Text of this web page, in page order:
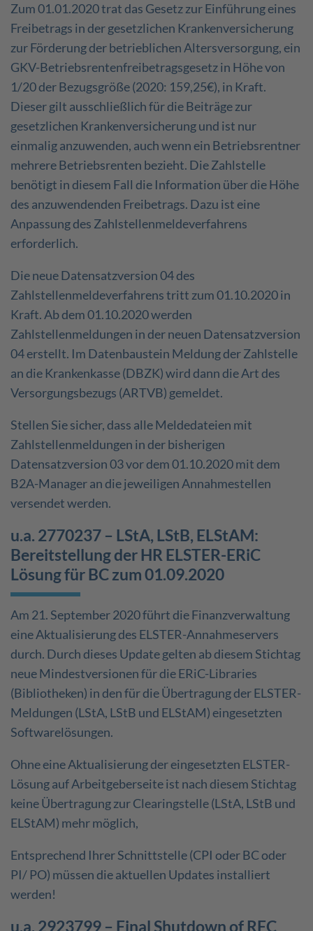
Zum 01.01.2020 trat das Gesetz zur Einführung eines
Freibetrags in der gesetzlichen Krankenversicherung
zur Förderung der betrieblichen Altersversorgung, ein
GKV-Betriebsrentenfreibetragsgesetz in Höhe von
1/20 der Bezugsgröße (2020: 159,25€), in Kraft.
Dieser gilt ausschließlich für die Beiträge zur
gesetzlichen Krankenversicherung und ist nur
einmalig anzuwenden, auch wenn ein Betriebsrentner
mehrere Betriebsrenten bezieht. Die Zahlstelle
benötigt in diesem Fall die Information über die Höhe
des anzuwendenden Freibetrags. Dazu ist eine
Anpassung des Zahlstellenmeldeverfahrens
erforderlich.
Die neue Datensatzversion 04 des
Zahlstellenmeldeverfahrens tritt zum 01.10.2020 in
Kraft. Ab dem 01.10.2020 werden
Zahlstellenmeldungen in der neuen Datensatzversion
04 erstellt. Im Datenbaustein Meldung der Zahlstelle
an die Krankenkasse (DBZK) wird dann die Art des
Versorgungsbezugs (ARTVB) gemeldet.
Stellen Sie sicher, dass alle Meldedateien mit
Zahlstellenmeldungen in der bisherigen
Datensatzversion 03 vor dem 01.10.2020 mit dem
B2A-Manager an die jeweiligen Annahmestellen
versendet werden.
u.a. 2770237 – LStA, LStB, ELStAM:
Bereitstellung der HR ELSTER-ERiC
Lösung für BC zum 01.09.2020
Am 21. September 2020 führt die Finanzverwaltung
eine Aktualisierung des ELSTER-Annahmeservers
durch. Durch dieses Update gelten ab diesem Stichtag
neue Mindestversionen für die ERiC-Libraries
(Bibliotheken) in den für die Übertragung der ELSTER-
Meldungen (LStA, LStB und ELStAM) eingesetzten
Softwarelösungen.
Ohne eine Aktualisierung der eingesetzten ELSTER-
Lösung auf Arbeitgeberseite ist nach diesem Stichtag
keine Übertragung zur Clearingstelle (LStA, LStB und
ELStAM) mehr möglich,
Entsprechend Ihrer Schnittstelle (CPI oder BC oder
PI/ PO) müssen die aktuellen Updates installiert
werden!
u.a. 2923799 – Final Shutdown of RFC